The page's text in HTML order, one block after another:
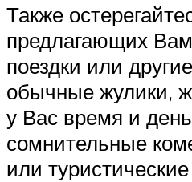
Также
предлагающих
поездки или
обычные жулики,
у Вас время и
сомнительные
или